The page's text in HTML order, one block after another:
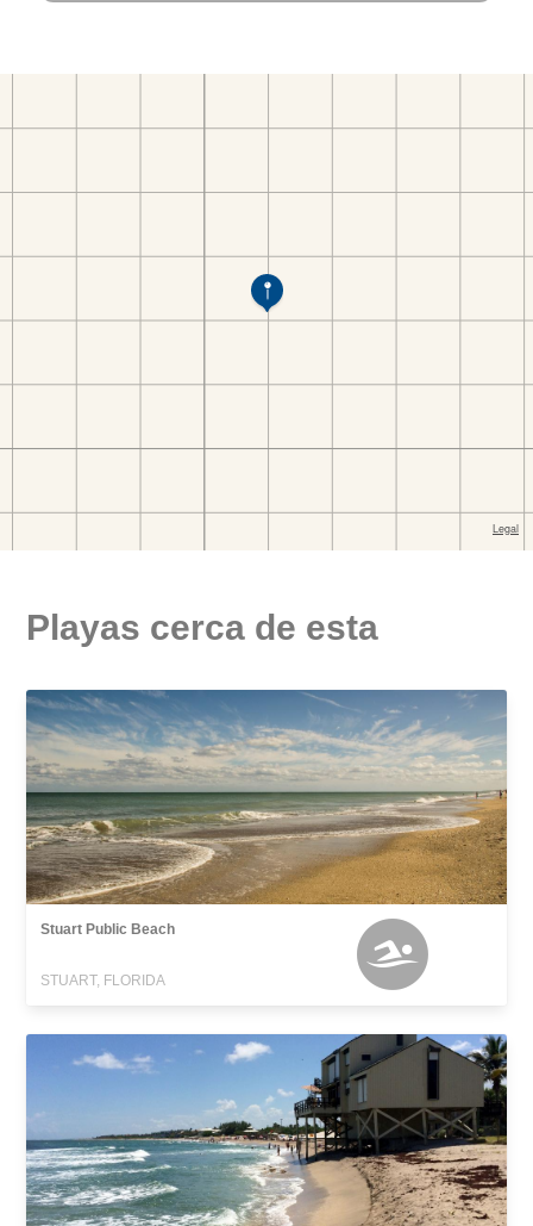
Playas cerca de esta
Stuart Public Beach
STUART, FLORIDA